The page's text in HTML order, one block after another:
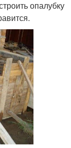
опалубку